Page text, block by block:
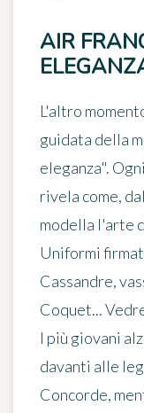
AIR
L'altro
guidata della
eleganza".
rivela come,
modella l'arte
Uniformi
Cassandre,
Coquet...
I più giovani
davanti alle
Concorde,